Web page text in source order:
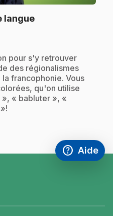
langue
pour s'y retrouver
des régionalismes
francophonie. Vous
qu'on utilise
« babluter », «
help
Accéder à
Aide
,Ce lien